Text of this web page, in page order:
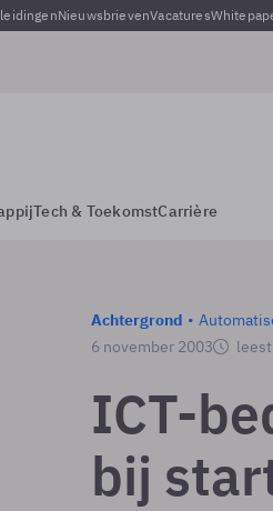
NieuwsbrievenVacatures
Tech & ToekomstCarrière
Achtergrond
6 november 2003
ICT-
bij